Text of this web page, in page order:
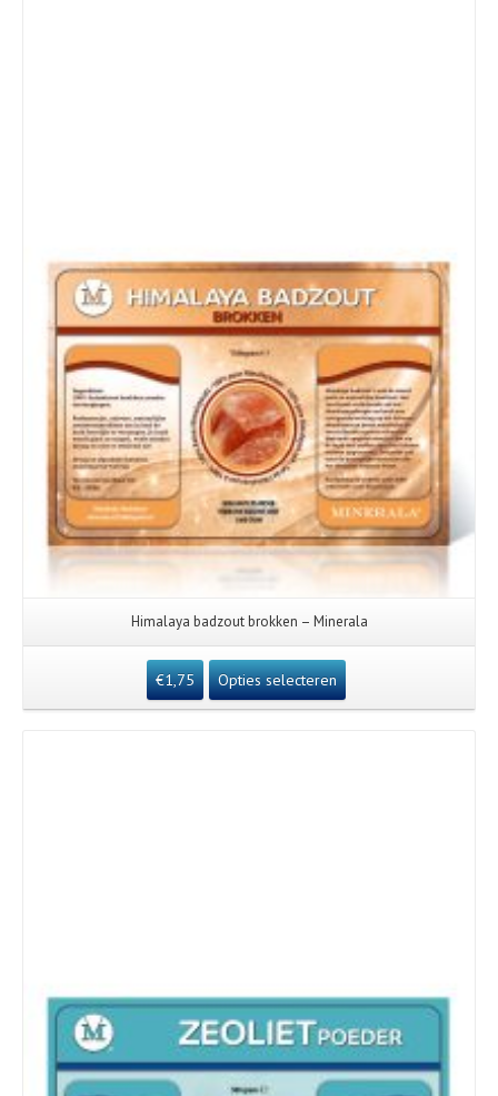
Himalaya badzout brokken – Minerala
€1,75 Opties selecteren